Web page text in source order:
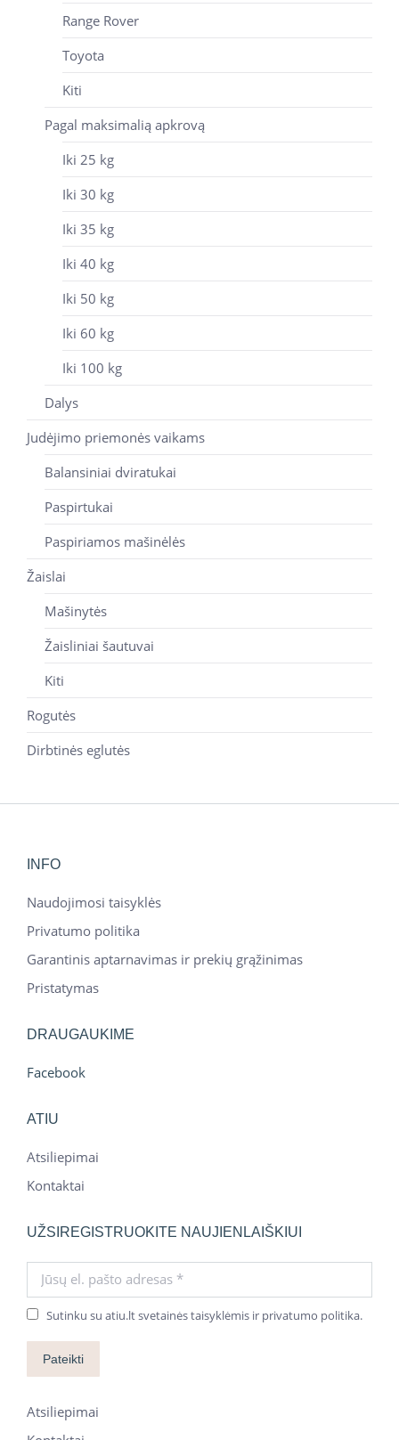
Range Rover
Toyota
Kiti
Pagal maksimalią apkrovą
Iki 25 kg
Iki 30 kg
Iki 35 kg
Iki 40 kg
Iki 50 kg
Iki 60 kg
Iki 100 kg
Dalys
Judėjimo priemonės vaikams
Balansiniai dviratukai
Paspirtukai
Paspiriamos mašinėlės
Žaislai
Mašinytės
Žaisliniai šautuvai
Kiti
Rogutės
Dirbtinės eglutės
INFO
Naudojimosi taisyklės
Privatumo politika
Garantinis aptarnavimas ir prekių grąžinimas
Pristatymas
DRAUGAUKIME
Facebook
ATIU
Atsiliepimai
Kontaktai
UŽSIREGISTRUOKITE NAUJIENLAIŠKIUI
Jūsų el. pašto adresas *
Sutinku su atiu.lt svetainės taisyklėmis ir privatumo politika.
Pateikti
Atsiliepimai